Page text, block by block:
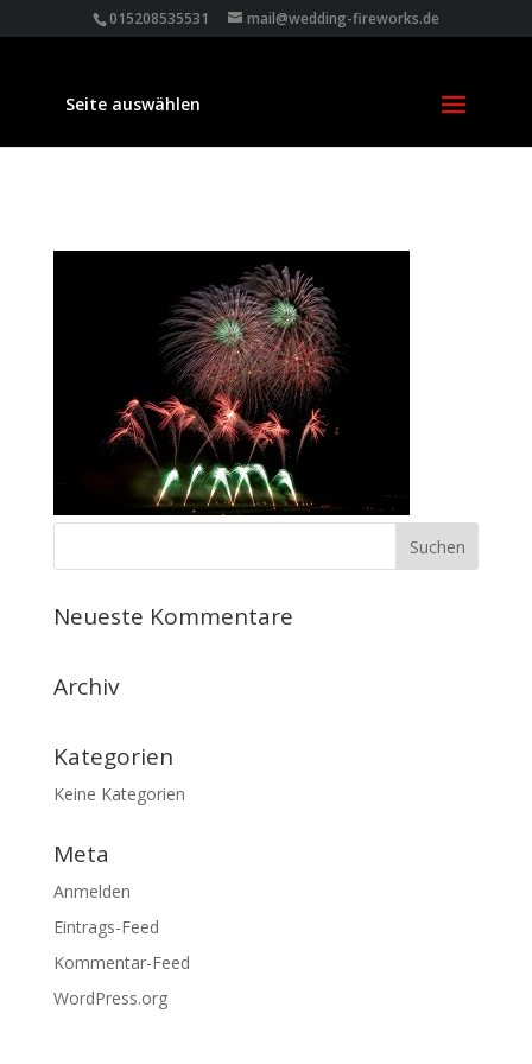
015208535531 mail@wedding-fireworks.de
Seite auswählen
Neueste Kommentare
Archiv
Kategorien
Keine Kategorien
Meta
Anmelden
Eintrags-Feed
Kommentar-Feed
WordPress.org